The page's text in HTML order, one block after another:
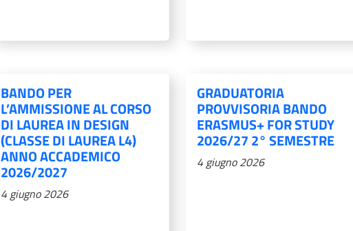
BANDO PER
L’AMMISSIONE AL CORSO
DI LAUREA IN DESIGN
(CLASSE DI LAUREA L4)
ANNO ACCADEMICO
2026/2027
4 giugno 2026
GRADUATORIA
PROVVISORIA BANDO
ERASMUS+ FOR STUDY
2026/27 2° SEMESTRE
4 giugno 2026